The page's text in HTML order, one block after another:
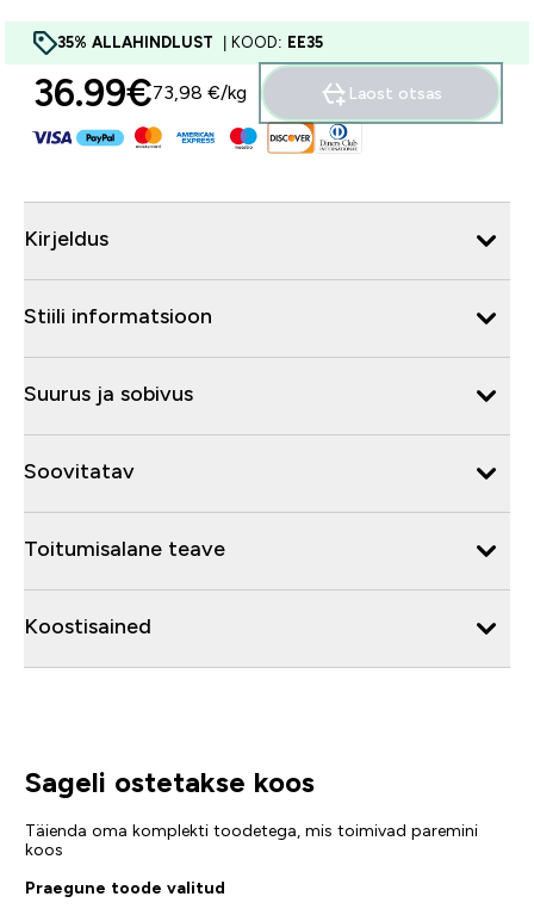
35% ALLAHINDLUST | KOOD: EE35
36.99€‎73,98 €‎/kg Laost otsas
Kirjeldus
Stiili informatsioon
Suurus ja sobivus
Soovitatav
Toitumisalane teave
Koostisained
Sageli ostetakse koos
Täienda oma komplekti toodetega, mis toimivad paremini
koos
Praegune toode valitud